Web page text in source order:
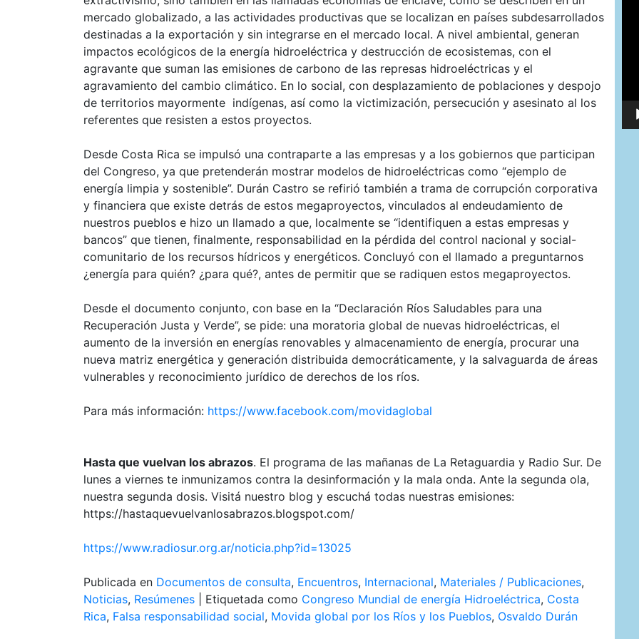
mercado globalizado, a las actividades productivas que se localizan en países subdesarrollados
destinadas a la exportación y sin integrarse en el mercado local. A nivel ambiental, generan
impactos ecológicos de la energía hidroeléctrica y destrucción de ecosistemas, con el
agravante que suman las emisiones de carbono de las represas hidroeléctricas y el
agravamiento del cambio climático. En lo social, con desplazamiento de poblaciones y despojo
de territorios mayormente indígenas, así como la victimización, persecución y asesinato al los
referentes que resisten a estos proyectos.
Desde Costa Rica se impulsó una contraparte a las empresas y a los gobiernos que participan
del Congreso, ya que pretenderán mostrar modelos de hidroeléctricas como “ejemplo de
energía limpia y sostenible”. Durán Castro se refirió también a trama de corrupción corporativa
y financiera que existe detrás de estos megaproyectos, vinculados al endeudamiento de
nuestros pueblos e hizo un llamado a que, localmente se “identifiquen a estas empresas y
bancos” que tienen, finalmente, responsabilidad en la pérdida del control nacional y social-
comunitario de los recursos hídricos y energéticos. Concluyó con el llamado a preguntarnos
¿energía para quién? ¿para qué?, antes de permitir que se radiquen estos megaproyectos.
Desde el documento conjunto, con base en la “Declaración Ríos Saludables para una
Recuperación Justa y Verde”, se pide: una moratoria global de nuevas hidroeléctricas, el
aumento de la inversión en energías renovables y almacenamiento de energía, procurar una
nueva matriz energética y generación distribuida democráticamente, y la salvaguarda de áreas
vulnerables y reconocimiento jurídico de derechos de los ríos.
Para más información: https://www.facebook.com/movidaglobal
Hasta que vuelvan los abrazos. El programa de las mañanas de La Retaguardia y Radio Sur. De
lunes a viernes te inmunizamos contra la desinformación y la mala onda. Ante la segunda ola,
nuestra segunda dosis. Visitá nuestro blog y escuchá todas nuestras emisiones:
https://hastaquevuelvanlosabrazos.blogspot.com/
https://www.radiosur.org.ar/noticia.php?id=13025
Publicada en Documentos de consulta, Encuentros, Internacional, Materiales / Publicaciones,
Noticias, Resúmenes Etiquetada como Congreso Mundial de energía Hidroeléctrica, Costa
Rica, Falsa responsabilidad social, Movida global por los Ríos y los Pueblos, Osvaldo Durán